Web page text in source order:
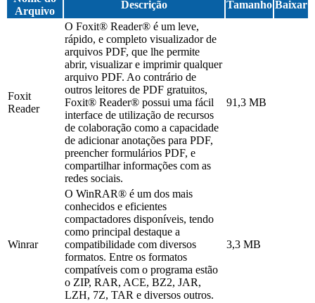
Arquivo
Descrição Tamanho Baixar
Foxit
Reader
O Foxit® Reader® é um leve,
rápido, e completo visualizador de
arquivos PDF, que lhe permite
abrir, visualizar e imprimir qualquer
arquivo PDF. Ao contrário de
outros leitores de PDF gratuitos,
Foxit® Reader® possui uma fácil
interface de utilização de recursos
de colaboração como a capacidade
de adicionar anotações para PDF,
preencher formulários PDF, e
compartilhar informações com as
redes sociais.
91,3 MB
Winrar
O WinRAR® é um dos mais
conhecidos e eficientes
compactadores disponíveis, tendo
como principal destaque a
compatibilidade com diversos
formatos. Entre os formatos
compatíveis com o programa estão
o ZIP, RAR, ACE, BZ2, JAR,
LZH, 7Z, TAR e diversos outros.
3,3 MB